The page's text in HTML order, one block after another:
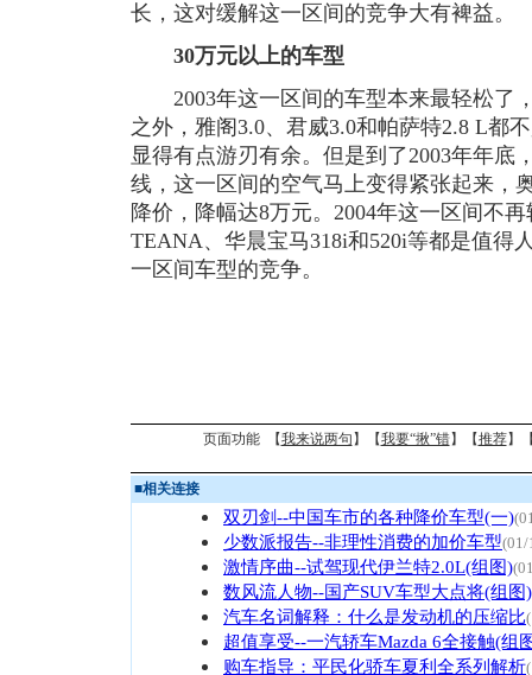
长，这对缓解这一区间的竞争大有裨益。
30万元以上的车型
2003年这一区间的车型本来最轻松了
之外，雅阁3.0、君威3.0和帕萨特2.8 L都
显得有点游刃有余。但是到了2003年年底
线，这一区间的空气马上变得紧张起来，
降价，降幅达8万元。2004年这一区间不
TEANA、华晨宝马318i和520i等都是值得
一区间车型的竞争。
页面功能 【我来说两句 】【我要“揪”错】【推荐】
■相关连接
双刃剑--中国车市的各种降价车型(一)
少数派报告--非理性消费的加价车型(01/
激情序曲--试驾现代伊兰特2.0L(组图)
数风流人物--国产SUV车型大点将(组图)
汽车名词解释：什么是发动机的压缩比
超值享受--一汽轿车Mazda 6全接触(组
购车指导：平民化骄车夏利全系列解析